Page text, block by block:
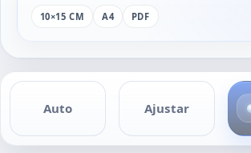
10×15 CM A4 PDF
Auto Ajustar